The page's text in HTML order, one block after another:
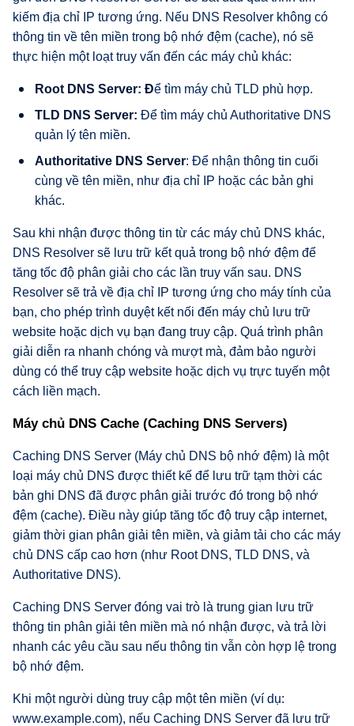
kiếm địa chỉ IP tương ứng. Nếu DNS Resolver không có
thông tin về tên miền trong bộ nhớ đệm (cache), nó sẽ
thực hiện một loạt truy vấn đến các máy chủ khác:
Root DNS Server: Để tìm máy chủ TLD phù hợp.
TLD DNS Server: Để tìm máy chủ Authoritative DNS
quản lý tên miền.
Authoritative DNS Server: Để nhận thông tin cuối
cùng về tên miền, như địa chỉ IP hoặc các bản ghi
khác.
Sau khi nhận được thông tin từ các máy chủ DNS khác,
DNS Resolver sẽ lưu trữ kết quả trong bộ nhớ đệm để
tăng tốc độ phân giải cho các lần truy vấn sau. DNS
Resolver sẽ trả về địa chỉ IP tương ứng cho máy tính của
bạn, cho phép trình duyệt kết nối đến máy chủ lưu trữ
website hoặc dịch vụ bạn đang truy cập. Quá trình phân
giải diễn ra nhanh chóng và mượt mà, đảm bảo người
dùng có thể truy cập website hoặc dịch vụ trực tuyến một
cách liền mạch.
Máy chủ DNS Cache (Caching DNS Servers)
Caching DNS Server (Máy chủ DNS bộ nhớ đệm) là một
loại máy chủ DNS được thiết kế để lưu trữ tạm thời các
bản ghi DNS đã được phân giải trước đó trong bộ nhớ
đệm (cache). Điều này giúp tăng tốc độ truy cập internet,
giảm thời gian phân giải tên miền, và giảm tải cho các máy
chủ DNS cấp cao hơn (như Root DNS, TLD DNS, và
Authoritative DNS).
Caching DNS Server đóng vai trò là trung gian lưu trữ
thông tin phân giải tên miền mà nó nhận được, và trả lời
nhanh các yêu cầu sau nếu thông tin vẫn còn hợp lệ trong
bộ nhớ đệm.
Khi một người dùng truy cập một tên miền (ví dụ:
www.example.com), nếu Caching DNS Server đã lưu trữ